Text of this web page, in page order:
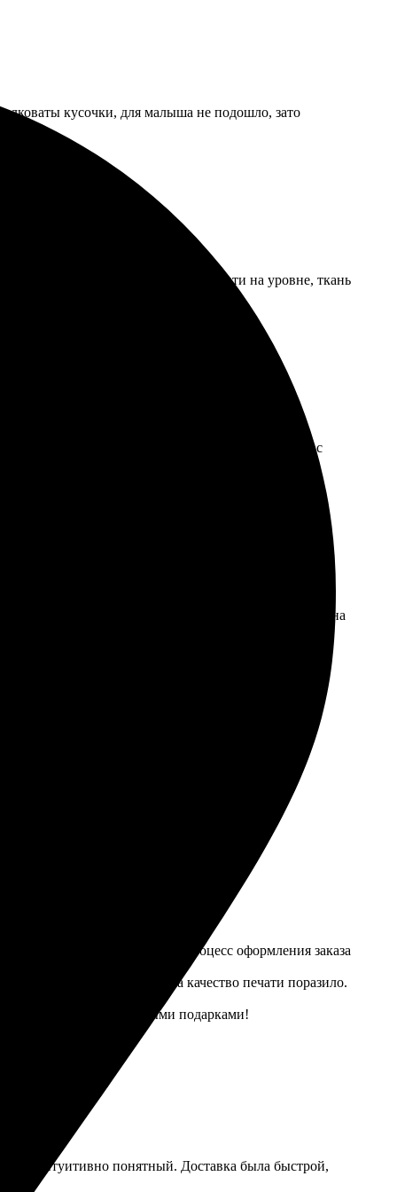
кусочки, для малыша не подошло, зато
отзывчивая. Качество печати на уровне, ткань
и удобен. Быстро ответили на вопросы и помогли с
Обслуживание было вежливым, сотрудники ответили на
печати порадовало, яркие цвета, ничего не
оперативное. Обязательно закажу еще!
оказалось очень удобно. Процесс оформления заказа
пришли вовремя, а качество печати поразило.
своих близких необычными подарками!
и интуитивно понятный. Доставка была быстрой,